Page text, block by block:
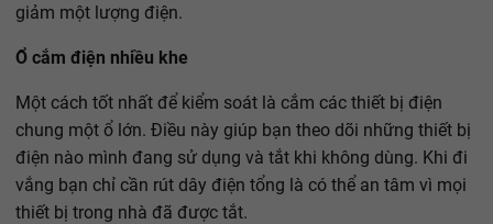
giảm một lượng điện.
Ổ cắm điện nhiều khe
Một cách tốt nhất để kiểm soát là cắm các thiết bị điện
chung một ổ lớn. Điều này giúp bạn theo dõi những thiết bị
điện nào mình đang sử dụng và tắt khi không dùng. Khi đi
vắng bạn chỉ cần rút dây điện tổng là có thể an tâm vì mọi
thiết bị trong nhà đã được tắt.